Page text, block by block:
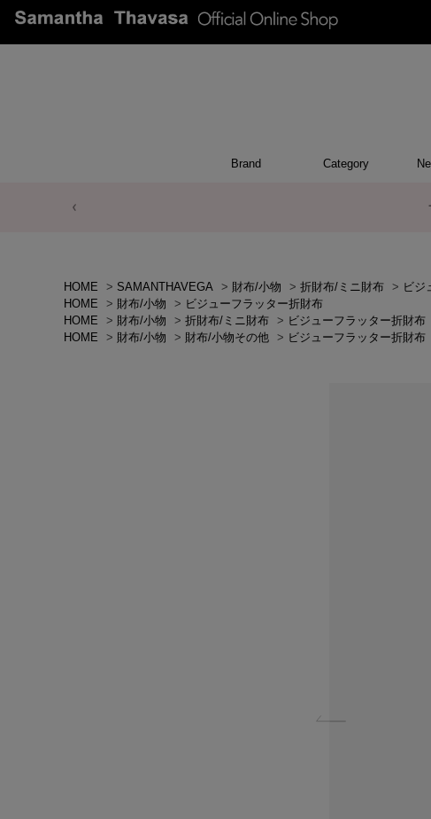
Brand Category
HOME > SAMANTHAVEGA > 財布/小物 > 折財布/ミニ財布 > ビジ
HOME
> 財布/小物 > ビジューフラッター折財布
HOME
> 財布/小物 > 折財布/ミニ財布 > ビジューフラッター折財布
HOME
> 財布/小物 > 財布/小物その他 > ビジューフラッター折財布